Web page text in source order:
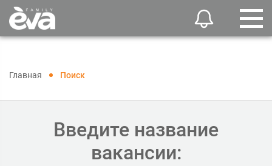
Главная Поиск
Введите название
вакансии: